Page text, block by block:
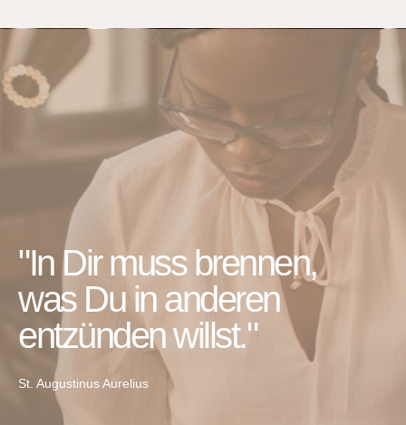
"In Dir muss brennen,
was Du in anderen
entzünden willst."​
St. Augustinus Aurelius